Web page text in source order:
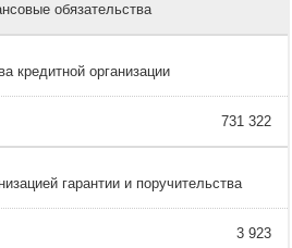
обязательства
кредитной организации
731 322
гарантии и поручительства
3 923